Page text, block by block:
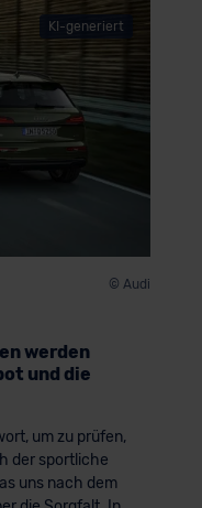
KI-generiert
© Audi
werden
und die
um zu prüfen,
der sportliche
uns nach dem